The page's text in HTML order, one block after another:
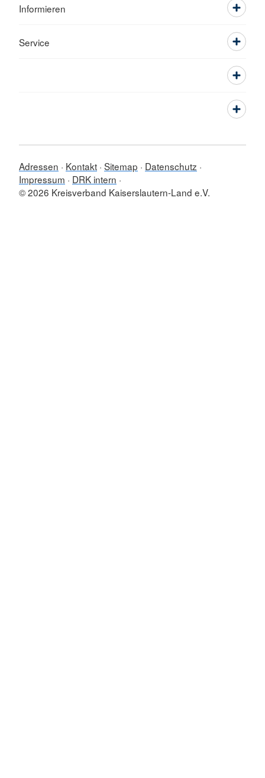
Informieren
Service
Adressen Kontakt Sitemap
Datenschutz
Impressum
DRK intern
© 2026 Kreisverband Kaiserslautern-Land e.V.